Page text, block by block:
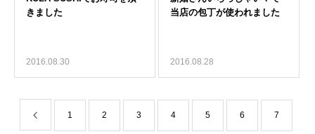
2016.08.30 2016.08.28
1 2 3 4 5 6 7